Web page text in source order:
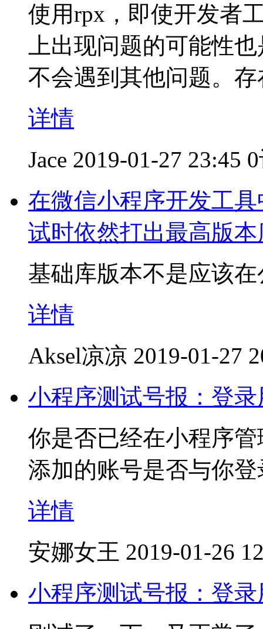
使用rpx，即使开发者
上出现问题的可能性
不会遇到其他问题。
详情
Jace 2019-01-27 23:45
在微信小程序开发工
试时依然打出最高版本
基础库版本不是应该
详情
Aksel凉凉 2019-01-27
小程序测试号报：登
你是否已经在小程序
添加的账号是否与你
详情
安娜女王 2019-01-26
小程序测试号报：登